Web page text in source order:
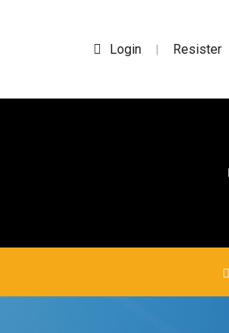
Login | Resister